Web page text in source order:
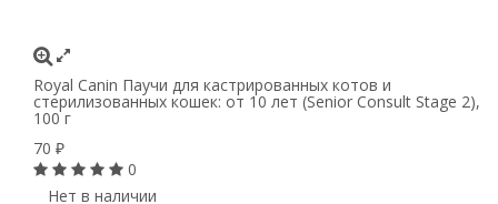
Royal Canin Паучи для кастрированных котов и
стерилизованных кошек: от 10 лет (Senior Consult Stage 2),
100 г
70 ₽
0
Нет в наличии